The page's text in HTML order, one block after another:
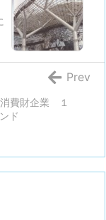
消費財企業 １
ド
Prev